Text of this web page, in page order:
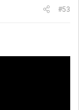
#53